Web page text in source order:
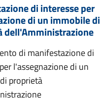
di interesse per
di un immobile di
dell'Amministrazione
di manifestazione di
l'assegnazione di un
proprietà